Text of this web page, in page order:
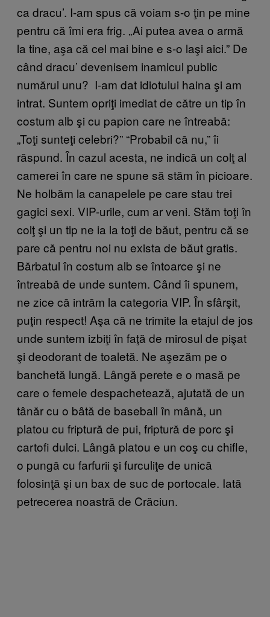
ca dracu’. I-am spus că voiam s-o ţin pe mine
pentru că îmi era frig. „Ai putea avea o armă
la tine, aşa că cel mai bine e s-o laşi aici.” De
când dracu’ devenisem inamicul public
numărul unu? I-am dat idiotului haina şi am
intrat. Suntem opriţi imediat de către un tip în
costum alb şi cu papion care ne întreabă:
„Toţi sunteţi celebri?” “Probabil că nu,” îi
răspund. În cazul acesta, ne indică un colţ al
camerei în care ne spune să stăm în picioare.
Ne holbăm la canapelele pe care stau trei
gagici sexi. VIP-urile, cum ar veni. Stăm toţi în
colţ şi un tip ne ia la toţi de băut, pentru că se
pare că pentru noi nu exista de băut gratis.
Bărbatul în costum alb se întoarce şi ne
întreabă de unde suntem. Când îi spunem,
ne zice că intrăm la categoria VIP. În sfârşit,
puţin respect! Aşa că ne trimite la etajul de jos
unde suntem izbiţi în faţă de mirosul de pişat
şi deodorant de toaletă. Ne aşezăm pe o
banchetă lungă. Lângă perete e o masă pe
care o femeie despachetează, ajutată de un
tânăr cu o bâtă de baseball în mână, un
platou cu friptură de pui, friptură de porc şi
cartofi dulci. Lângă platou e un coş cu chifle,
o pungă cu farfurii şi furculiţe de unică
folosinţă şi un bax de suc de portocale. Iată
petrecerea noastră de Crăciun.